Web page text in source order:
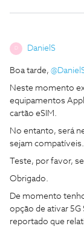
D DanielS
Boa tarde, ​
Neste momento
equipamentos
cartão eSIM.
No entanto, será
sejam compatíveis.
Teste, por favor,
Obrigado.
De momento
opção de ativar 5G
reportado que